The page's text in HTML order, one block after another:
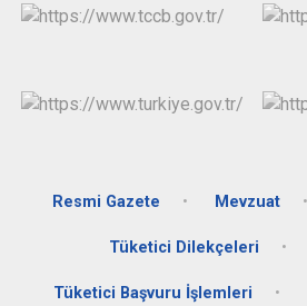
Resmi Gazete Mevzuat
Tüketici Dilekçeleri
Tüketici Başvuru İşlemleri